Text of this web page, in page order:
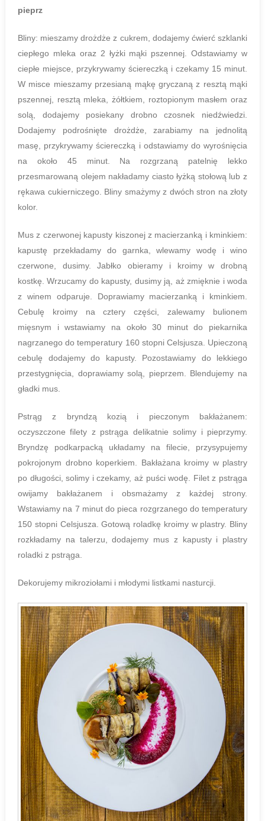
pieprz
Bliny: mieszamy drożdże z cukrem, dodajemy ćwierć szklanki
ciepłego mleka oraz 2 łyżki mąki pszennej. Odstawiamy w
ciepłe miejsce, przykrywamy ściereczką i czekamy 15 minut.
W misce mieszamy przesianą mąkę gryczaną z resztą mąki
pszennej, resztą mleka, żółtkiem, roztopionym masłem oraz
solą, dodajemy posiekany drobno czosnek niedźwiedzi.
Dodajemy podrośnięte drożdże, zarabiamy na jednolitą
masę, przykrywamy ściereczką i odstawiamy do wyrośnięcia
na około 45 minut. Na rozgrzaną patelnię lekko
przesmarowaną olejem nakładamy ciasto łyżką stołową lub z
rękawa cukierniczego. Bliny smażymy z dwóch stron na złoty
kolor.
Mus z czerwonej kapusty kiszonej z macierzanką i kminkiem:
kapustę przekładamy do garnka, wlewamy wodę i wino
czerwone, dusimy. Jabłko obieramy i kroimy w drobną
kostkę. Wrzucamy do kapusty, dusimy ją, aż zmięknie i woda
z winem odparuje. Doprawiamy macierzanką i kminkiem.
Cebulę kroimy na cztery części, zalewamy bulionem
mięsnym i wstawiamy na około 30 minut do piekarnika
nagrzanego do temperatury 160 stopni Celsjusza. Upieczoną
cebulę dodajemy do kapusty. Pozostawiamy do lekkiego
przestygnięcia, doprawiamy solą, pieprzem. Blendujemy na
gładki mus.
Pstrąg z bryndzą kozią i pieczonym bakłażanem:
oczyszczone filety z pstrąga delikatnie solimy i pieprzymy.
Bryndzę podkarpacką układamy na filecie, przysypujemy
pokrojonym drobno koperkiem. Bakłażana kroimy w plastry
po długości, solimy i czekamy, aż puści wodę. Filet z pstrąga
owijamy bakłażanem i obsmażamy z każdej strony.
Wstawiamy na 7 minut do pieca rozgrzanego do temperatury
150 stopni Celsjusza. Gotową roladkę kroimy w plastry. Bliny
rozkładamy na talerzu, dodajemy mus z kapusty i plastry
roladki z pstrąga.
Dekorujemy mikroziołami i młodymi listkami nasturcji.